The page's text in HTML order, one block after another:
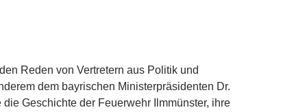
Reden von Vertretern aus Politik und
dem bayrischen Ministerpräsidenten Dr.
die Geschichte der Feuerwehr Ilmmünster, ihre